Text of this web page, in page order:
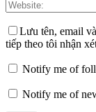
Lưu tên, email
tiếp theo tôi nhận
Notify me of
Notify me of